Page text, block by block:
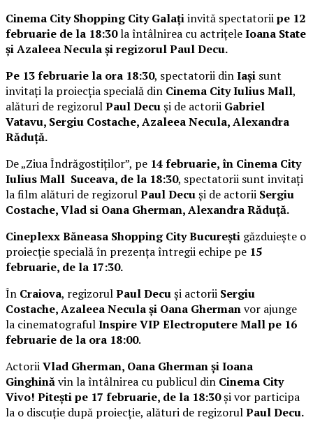
Cinema City Shopping City Galațiinvită spectatoriipe 12
februarie de la 18:30la întâlnirea cu actrițeleIoana State
și Azaleea Necula și regizorul Paul Decu.
Pe 13 februarie la ora 18:30, spectatorii dinIași sunt
invitați la proiecția specială din Cinema City Iulius Mall,
alături de regizorulPaul Decuși de actorii Gabriel
Vatavu, Sergiu Costache, Azaleea Necula, Alexandra
Răduță.
De „Ziua Îndrăgostiților”, pe 14 februarie, în Cinema City
Iulius Mall Suceava, de la 18:30, spectatorii sunt invitați
la film alături de regizorulPaul Decuși de actorii Sergiu
Costache, Vlad si Oana Gherman, Alexandra Răduță.
Cineplexx Băneasa Shopping City București găzduiește o
proiecție specială în prezența întregii echipe pe 15
februarie, de la 17:30.
În Craiova, regizorulPaul Decuși actorii Sergiu
Costache, Azaleea Necula și Oana Ghermanvor ajunge
la cinematografulInspire VIP Electroputere Mall pe 16
februarie de la ora 18:00.
ActoriiVlad Gherman, Oana Gherman și Ioana
Ginghinăvin la întâlnirea cu publicul din Cinema City
Vivo! Pitești pe 17 februarie, de la 18:30și vor participa
la o discuție după proiecție, alături de regizorulPaul Decu.